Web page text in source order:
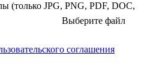
(только JPG, PNG, PDF, DOC,
Выберите файл
соглашения